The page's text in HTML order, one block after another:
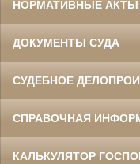
НОРМАТИВНЫЕ АКТЫ
ДОКУМЕНТЫ СУДА
СУДЕБНОЕ
СПРАВОЧНАЯ
КАЛЬКУЛЯТОР